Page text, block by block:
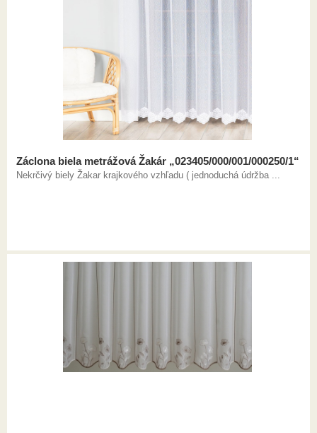
Záclona biela metrážová Žakár „023405/000/001/000250/1“
Nekrčivý biely Žakar krajkového vzhľadu ( jednoduchá údržba ...